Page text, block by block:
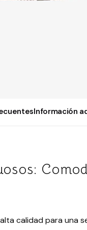
Información
calidad para una